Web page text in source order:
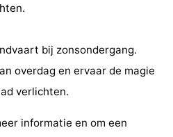
bij zonsondergang.
overdag en ervaar de magie
verlichten.
informatie en om een